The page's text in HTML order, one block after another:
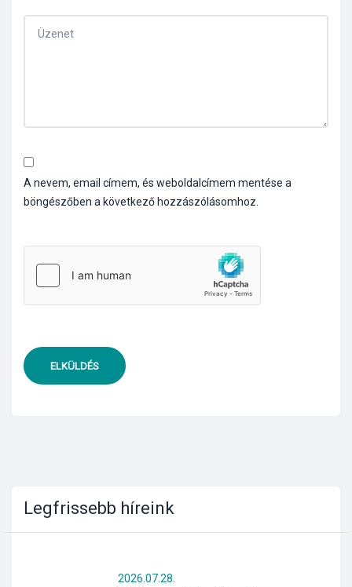
A nevem, email címem, és weboldalcímem mentése a
böngészőben a következő hozzászólásomhoz.
ELKÜLDÉS
Legfrissebb híreink
2026.07.28.